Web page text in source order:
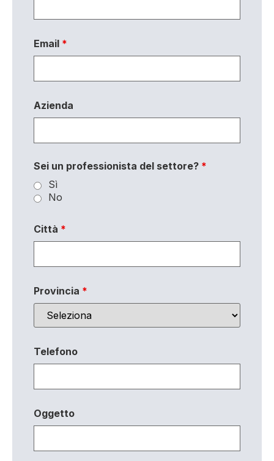
Email *
Azienda
Sei un professionista del settore? *
Sì
No
Città *
Provincia *
Telefono
Oggetto